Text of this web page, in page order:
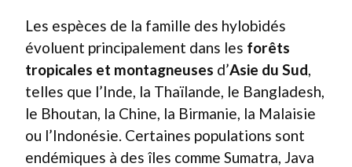
Les espèces de la famille des hylobidés
évoluent principalement dans les forêts
tropicales et montagneuses d’Asie du Sud,
telles que l’Inde, la Thaïlande, le Bangladesh,
le Bhoutan, la Chine, la Birmanie, la Malaisie
ou l’Indonésie. Certaines populations sont
endémiques à des îles comme Sumatra, Java